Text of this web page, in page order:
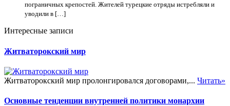
пограничных крепостей. Жителей турецкие отряды истребляли и
уводили в […]
Интересные записи
Житваторокский мир
Житваторокский мир пролонгировался договорами,... Читать»
Основные тенденции внутренней политики монархии